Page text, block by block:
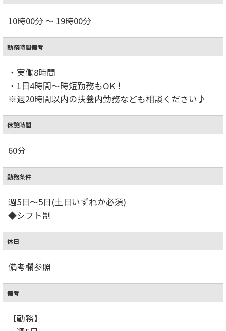
10時00分 ～ 19時00分
勤務時間備考
・実働8時間
・1日4時間～時短勤務もOK！
※週20時間以内の扶養内勤務なども相談ください♪
休憩時間
60分
勤務条件
週5日～5日(土日いずれか必須)
◆シフト制
休日
備考欄参照
備考
【勤務】